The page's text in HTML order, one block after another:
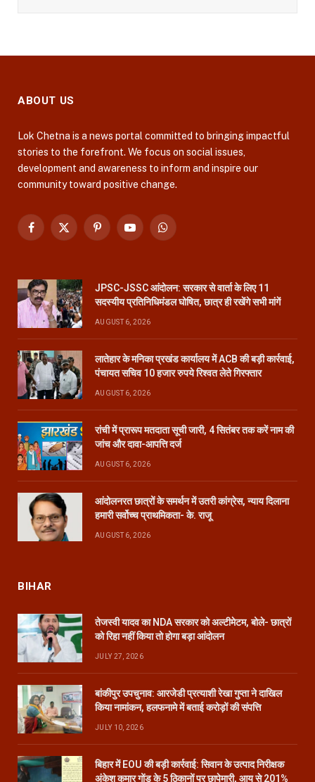
ABOUT US
Lok Chetna is a news portal committed to bringing impactful
stories to the forefront. We focus on social issues,
development and awareness to inform and inspire our
community toward positive change.
Facebook
X
PinterestYouTubeWhatsApp
JPSC-JSSC आंदोलन: सरकार से वार्ता के लिए 11
सदस्यीय प्रतिनिधिमंडल घोषित, छात्र ही रखेंगे सभी मांगें
AUGUST 6, 2026
लातेहार के मनिका प्रखंड कार्यालय में ACB की बड़ी कार्रवाई,
पंचायत सचिव 10 हजार रुपये रिश्वत लेते गिरफ्तार
AUGUST 6, 2026
रांची में प्रारूप मतदाता सूची जारी, 4 सितंबर तक करें नाम की
जांच और दावा-आपत्ति दर्ज
AUGUST 6, 2026
आंदोलनरत छात्रों के समर्थन में उतरी कांग्रेस, न्याय दिलाना
हमारी सर्वोच्च प्राथमिकता- के. राजू
AUGUST 6, 2026
BIHAR
तेजस्वी यादव का NDA सरकार को अल्टीमेटम, बोले- छात्रों
को रिहा नहीं किया तो होगा बड़ा आंदोलन
JULY 27, 2026
बांकीपुर उपचुनाव: आरजेडी प्रत्याशी रेखा गुप्ता ने दाखिल
किया नामांकन, हलफनामे में बताई करोड़ों की संपत्ति
JULY 10, 2026
बिहार में EOU की बड़ी कार्रवाई: सिवान के उत्पाद निरीक्षक
अंकेश कुमार गोंड़ के 5 ठिकानों पर छापेमारी, आय से 201%